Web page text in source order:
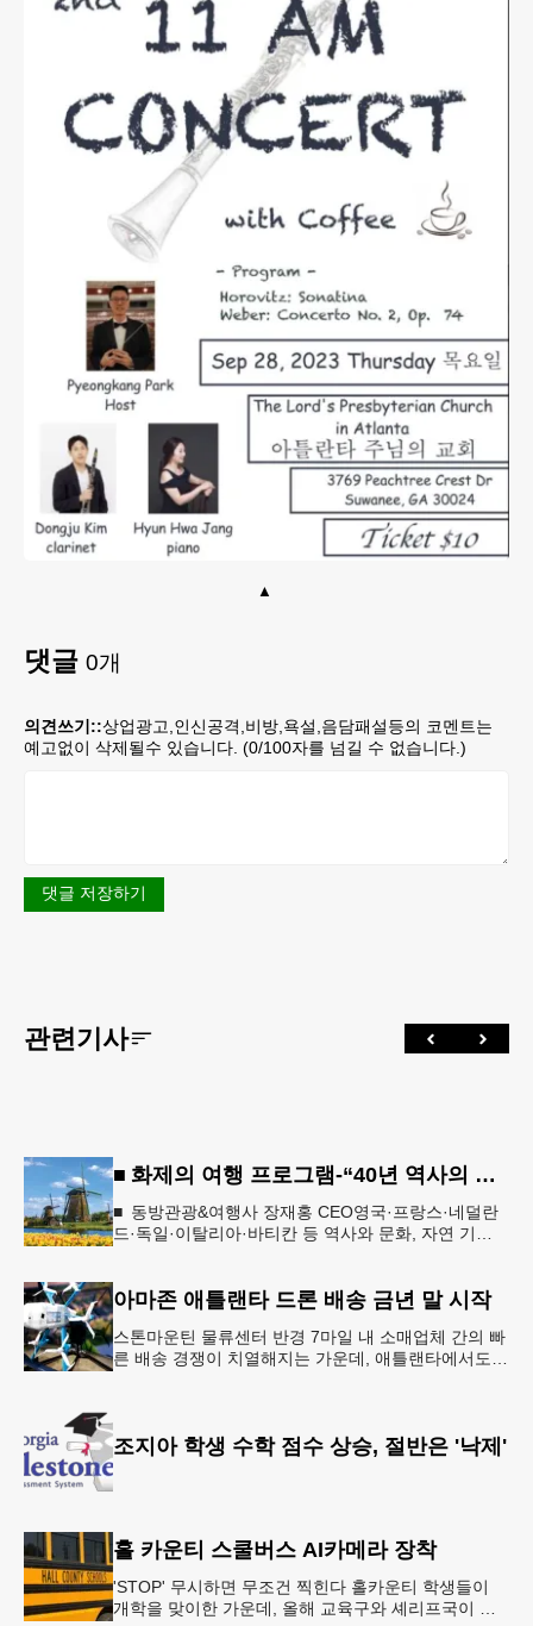
댓글 0개
의견쓰기::상업광고,인신공격,비방,욕설,음담패설등의 코멘트는
예고없이 삭제될수 있습니다. (0/100자를 넘길 수 없습니다.)
댓글 저장하기
관련기사
■ 화제의 여행 프로그램-“40년 역사의 신뢰… 서유럽 8개국 13일 대장정”
■ 동방관광&여행사 장재홍 CEO영국·프랑스·네덜란
드·독일·이탈리아·바티칸 등 역사와 문화, 자연 기
아마존 애틀랜타 드론 배송 금년 말 시작
스톤마운틴 물류센터 반경 7마일 내 소매업체 간의 빠
른 배송 경쟁이 치열해지는 가운데, 애틀랜타에서도
조지아 학생 수학 점수 상승, 절반은 '낙제'
홀 카운티 스쿨버스 AI카메라 장착
'STOP' 무시하면 무조건 찍힌다 홀카운티 학생들이
개학을 맞이한 가운데, 올해 교육구와 셰리프국이 학